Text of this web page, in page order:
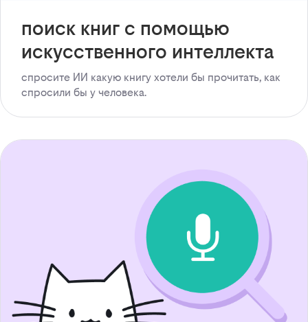
поиск книг с помощью
искусственного интеллекта
спросите ИИ какую книгу хотели бы прочитать, как
спросили бы у человека.